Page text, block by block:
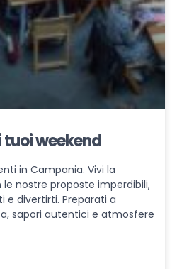
tuoi weekend
in Campania. Vivi la
nostre proposte imperdibili,
divertirti. Preparati a
sapori autentici e atmosfere